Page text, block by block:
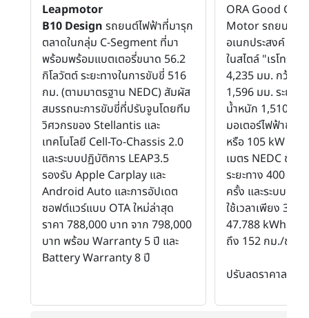
Leapmotor
B10 Design รถยนต์ไฟฟ้าที่มารุก
ตลาดในกลุ่ม C-Segment ที่มา
พร้อมพร้อมแบตเตอรี่ขนาด 56.2
กิโลวัตต์ ระยะทางในการขับขี่ 516
กม. (ตามมาตรฐาน NEDC) สัมผัส
สมรรถนะการขับขี่ที่ปรับจูนโดยทีม
วิศวกรของ Stellantis และ
เทคโนโลยี Cell-To-Chassis 2.0
และระบบปฏิบัติการ LEAP3.5
รองรับ Apple Carplay และ
Android Auto และการอัปเดต
ซอฟต์แวร์แบบ OTA ใหม่ล่าสุด
ราคา 788,000 บาท จาก 798,000
บาท พร้อม Warranty 5 ปี และ
Battery Warranty 8 ปี
ORA Good Cat
Motor รถยนต์ S-
อเนกประสงค์ 5
ในสไตล์ "เรโทร"
4,235 มม. กว้าง
1,596 มม. ระยะฐ
น้ำหนัก 1,510 กก
มอเตอร์ไฟฟ้าขนา
หรือ 105 kW แร
เมตร NEDC ขับเ
ระยะทาง 400 กม
ครั้ง และระบบชาร์
ใช้เวลาเพียง 32
47.788 kWh ทำค
ถึง 152 กม./ชม.
ปรับลดราคาลงจ